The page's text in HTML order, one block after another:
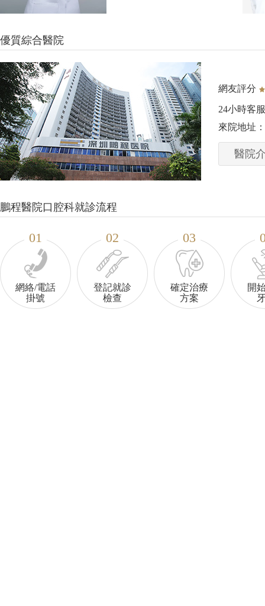
優質綜合醫院
網友評分
24小時客
來院地址
醫院
鵬程醫院口腔科就診流程
01
網絡/電話
掛號
02
登記就診
檢查
03
確定治療
方案
開
医生
会员
PENG
CHENG
DENTAL
王绍云 執業醫師
鵬程口腔種植主任
MRC認證醫師